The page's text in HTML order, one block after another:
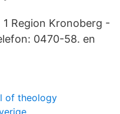
1 Region Kronoberg -
0470-58. en
of theology